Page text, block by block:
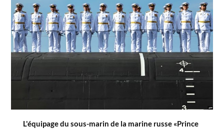
L'équipage du sous-marin de la marine russe «Prince